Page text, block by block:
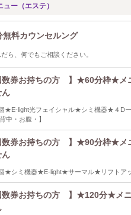
ュー（エステ）
料カウンセルング
ら、何でもご相談ください。
券お持ちの方 】★60分枠★メ
ん
★E-light光フェイシャル★シミ機器★４D
中・お腹・】
券お持ちの方 】★90分枠★メ
ん
★シミ機器★E-light★サーマル★リフトア
券お持ちの方 】★120分★メ